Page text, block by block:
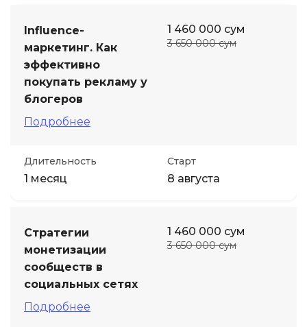
Influence-
маркетинг. Как
эффективно
покупать рекламу у
блогеров
Подробнее
1 460 000 сум
3 650 000 сум
Длительность
1 месяц
Старт
8 августа
Стратегии
монетизации
сообществ в
социальных сетях
Подробнее
1 460 000 сум
3 650 000 сум